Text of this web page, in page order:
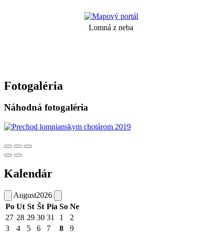
Lomná z neba
Fotogaléria
Náhodná fotogaléria
Kalendár
August2026
Po Ut St Št Pia So Ne
27 28 29 30 31 1
2
3
4 5 6 7 8
9